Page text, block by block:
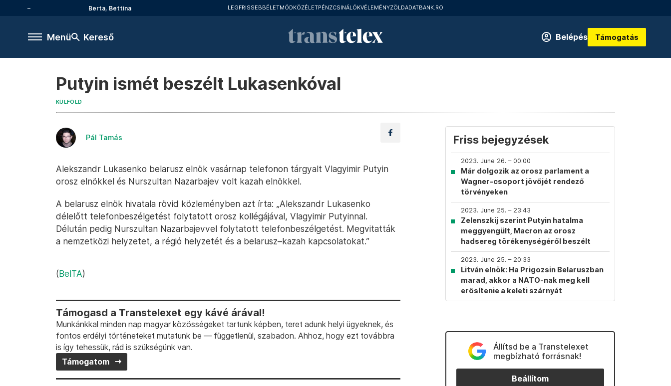
Berta, Bettina LEGFRISSEBBÉLETMÓDKÖZÉLETPÉNZCSINÁLÓKVÉLEMÉNYZÖLDADATBANK.RO
Menü Kereső Belépés Támogatás
Putyin ismét beszélt Lukasenkóval
KÜLFÖLD
Pál Tamás
Alekszandr Lukasenko belarusz elnök vasárnap telefonon tárgyalt Vlagyimir Putyin
orosz elnökkel és Nurszultan Nazarbajev volt kazah elnökkel.
A belarusz elnök hivatala rövid közleményben azt írta: „Alekszandr Lukasenko
délelőtt telefonbeszélgetést folytatott orosz kollégájával, Vlagyimir Putyinnal.
Délután pedig Nurszultan Nazarbajevvel folytatott telefonbeszélgetést. Megvitatták
a nemzetközi helyzetet, a régió helyzetét és a belarusz–kazah kapcsolatokat.”
(BelTA)
Támogasd a Transtelexet egy kávé árával!
Munkánkkal minden nap magyar közösségeket tartunk képben, teret adunk helyi ügyeknek, és
fontos erdélyi történeteket mutatunk be — függetlenül, szabadon. Ahhoz, hogy ezt továbbra
is így tehessük, rád is szükségünk van.
Támogatom
Friss bejegyzések
2023. June 26. – 00:00
Már dolgozik az orosz parlament a
Wagner-csoport jövőjét rendező
törvényeken
2023. June 25. – 23:43
Zelenszkij szerint Putyin hatalma
meggyengült, Macron az orosz
hadsereg törékenységéről beszélt
2023. June 25. – 20:33
Litván elnök: Ha Prigozsin Belaruszban
marad, akkor a NATO-nak meg kell
erősítenie a keleti szárnyát
Állítsd be a Transtelexet
megbízható forrásnak!
Beállítom